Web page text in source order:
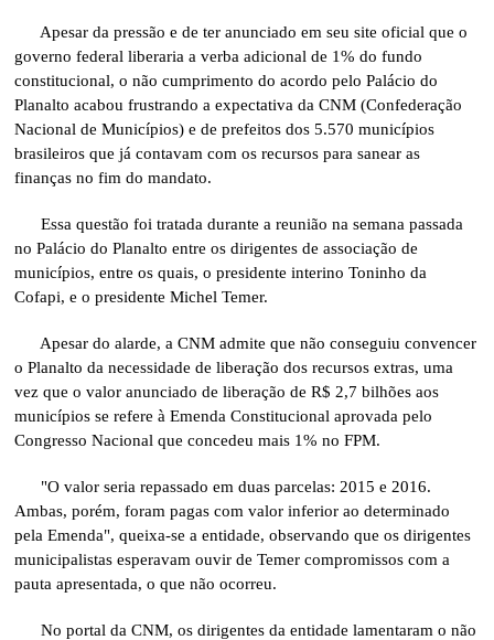
Apesar da pressão e de ter anunciado em seu site oficial que o
governo federal liberaria a verba adicional de 1% do fundo
constitucional, o não cumprimento do acordo pelo Palácio do
Planalto acabou frustrando a expectativa da CNM (Confederação
Nacional de Municípios) e de prefeitos dos 5.570 municípios
brasileiros que já contavam com os recursos para sanear as
finanças no fim do mandato.
Essa questão foi tratada durante a reunião na semana passada
no Palácio do Planalto entre os dirigentes de associação de
municípios, entre os quais, o presidente interino Toninho da
Cofapi, e o presidente Michel Temer.
Apesar do alarde, a CNM admite que não conseguiu convencer
o Planalto da necessidade de liberação dos recursos extras, uma
vez que o valor anunciado de liberação de R$ 2,7 bilhões aos
municípios se refere à Emenda Constitucional aprovada pelo
Congresso Nacional que concedeu mais 1% no FPM.
"O valor seria repassado em duas parcelas: 2015 e 2016.
Ambas, porém, foram pagas com valor inferior ao determinado
pela Emenda", queixa-se a entidade, observando que os dirigentes
municipalistas esperavam ouvir de Temer compromissos com a
pauta apresentada, o que não ocorreu.
No portal da CNM, os dirigentes da entidade lamentaram o não